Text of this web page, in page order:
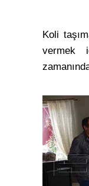
Koli
vermek